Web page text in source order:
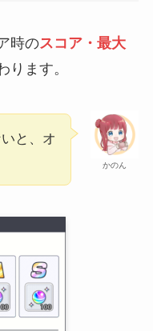
時のスコア・最大
ります。
かのん
と、オ